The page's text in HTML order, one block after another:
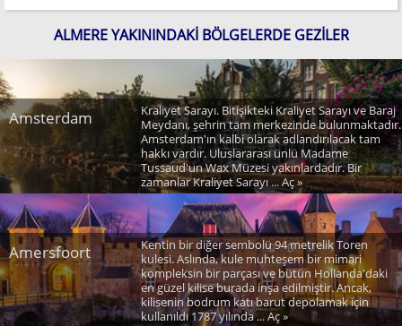
ALMERE YAKININDAKI BÖLGELERDE GEZILER
Amsterdam
Kraliyet Sarayı. Bitişikteki Kraliyet Sarayı ve Baraj
Meydanı, şehrin tam merkezinde bulunmaktadır.
Amsterdam'ın kalbi olarak adlandırılacak tam
hakkı vardır. Uluslararası ünlü Madame
Tussaud'un Wax Müzesi yakınlardadır. Bir
zamanlar Kraliyet Sarayı ... Aç »
Amersfoort
Kentin bir diğer sembolü 94 metrelik Toren
kulesi. Aslında, kule muhteşem bir mimari
kompleksin bir parçası ve bütün Hollanda'daki
en güzel kilise burada inşa edilmiştir. Ancak,
kilisenin bodrum katı barut depolamak için
kullanıldı 1787 yılında ... Aç »